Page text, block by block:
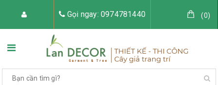
Gọi ngay: 0974781440 (0)